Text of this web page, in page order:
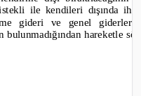
ile kendileri dışında
gideri ve genel
bulunmadığından hareketle